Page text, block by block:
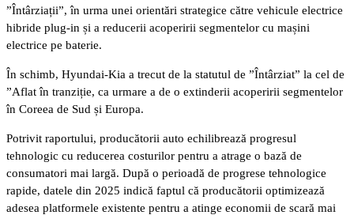
”Întârziații”, în urma unei orientări strategice către vehicule electrice
hibride plug-in și a reducerii acoperirii segmentelor cu mașini
electrice pe baterie.
În schimb, Hyundai-Kia a trecut de la statutul de ”Întârziat” la cel de
”Aflat în tranziție, ca urmare a de o extinderii acoperirii segmentelor
în Coreea de Sud și Europa.
Potrivit raportului, producătorii auto echilibrează progresul
tehnologic cu reducerea costurilor pentru a atrage o bază de
consumatori mai largă. După o perioadă de progrese tehnologice
rapide, datele din 2025 indică faptul că producătorii optimizează
adesea platformele existente pentru a atinge economii de scară mai